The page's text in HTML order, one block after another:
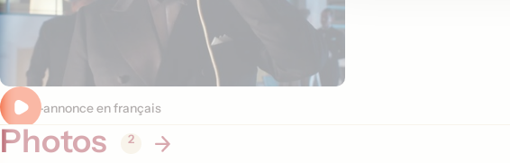
Bande-annonce en français
Photos 2